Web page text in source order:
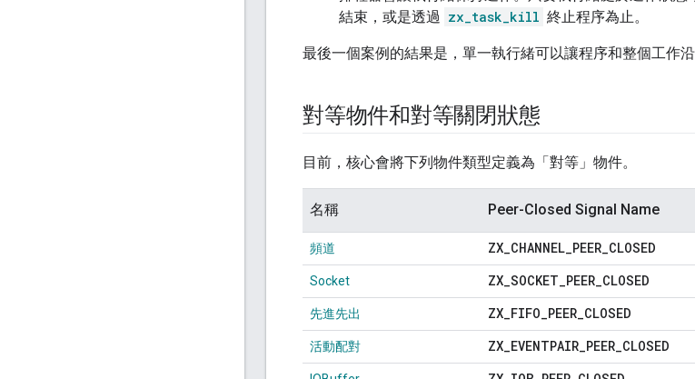
結束，或是透過 zx_task_kill 終止程序為止。
最後一個案例的結果是，單一執行緒可以讓程序和整個工作沿
對等物件和對等關閉狀態
目前，核心會將下列物件類型定義為「對等」物件。
名稱 Peer-Closed Signal Name
頻道 ZX_CHANNEL_PEER_CLOSED
Socket ZX_SOCKET_PEER_CLOSED
先進先出 ZX_FIFO_PEER_CLOSED
活動配對 ZX_EVENTPAIR_PEER_CLOSED